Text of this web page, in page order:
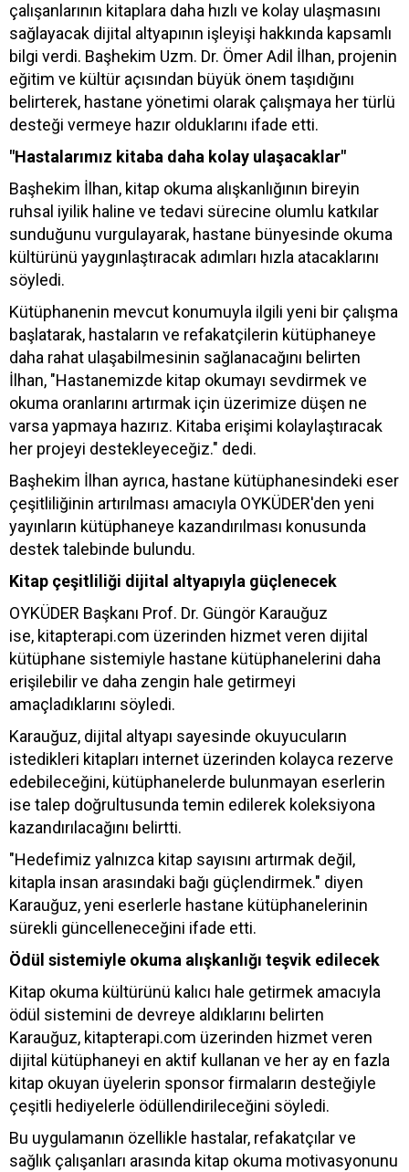
çalışanlarının kitaplara daha hızlı ve kolay ulaşmasını
sağlayacak dijital altyapının işleyişi hakkında kapsamlı
bilgi verdi. Başhekim Uzm. Dr. Ömer Adil İlhan, projenin
eğitim ve kültür açısından büyük önem taşıdığını
belirterek, hastane yönetimi olarak çalışmaya her türlü
desteği vermeye hazır olduklarını ifade etti.
"Hastalarımız kitaba daha kolay ulaşacaklar"
Başhekim İlhan, kitap okuma alışkanlığının bireyin
ruhsal iyilik haline ve tedavi sürecine olumlu katkılar
sunduğunu vurgulayarak, hastane bünyesinde okuma
kültürünü yaygınlaştıracak adımları hızla atacaklarını
söyledi.
Kütüphanenin mevcut konumuyla ilgili yeni bir çalışma
başlatarak, hastaların ve refakatçilerin kütüphaneye
daha rahat ulaşabilmesinin sağlanacağını belirten
İlhan, "Hastanemizde kitap okumayı sevdirmek ve
okuma oranlarını artırmak için üzerimize düşen ne
varsa yapmaya hazırız. Kitaba erişimi kolaylaştıracak
her projeyi destekleyeceğiz." dedi.
Başhekim İlhan ayrıca, hastane kütüphanesindeki eser
çeşitliliğinin artırılması amacıyla OYKÜDER'den yeni
yayınların kütüphaneye kazandırılması konusunda
destek talebinde bulundu.
Kitap çeşitliliği dijital altyapıyla güçlenecek
OYKÜDER Başkanı Prof. Dr. Güngör Karauğuz
ise, kitapterapi.com üzerinden hizmet veren dijital
kütüphane sistemiyle hastane kütüphanelerini daha
erişilebilir ve daha zengin hale getirmeyi
amaçladıklarını söyledi.
Karauğuz, dijital altyapı sayesinde okuyucuların
istedikleri kitapları internet üzerinden kolayca rezerve
edebileceğini, kütüphanelerde bulunmayan eserlerin
ise talep doğrultusunda temin edilerek koleksiyona
kazandırılacağını belirtti.
"Hedefimiz yalnızca kitap sayısını artırmak değil,
kitapla insan arasındaki bağı güçlendirmek." diyen
Karauğuz, yeni eserlerle hastane kütüphanelerinin
sürekli güncelleneceğini ifade etti.
Ödül sistemiyle okuma alışkanlığı teşvik edilecek
Kitap okuma kültürünü kalıcı hale getirmek amacıyla
ödül sistemini de devreye aldıklarını belirten
Karauğuz, kitapterapi.com üzerinden hizmet veren
dijital kütüphaneyi en aktif kullanan ve her ay en fazla
kitap okuyan üyelerin sponsor firmaların desteğiyle
çeşitli hediyelerle ödüllendirileceğini söyledi.
Bu uygulamanın özellikle hastalar, refakatçılar ve
sağlık çalışanları arasında kitap okuma motivasyonunu